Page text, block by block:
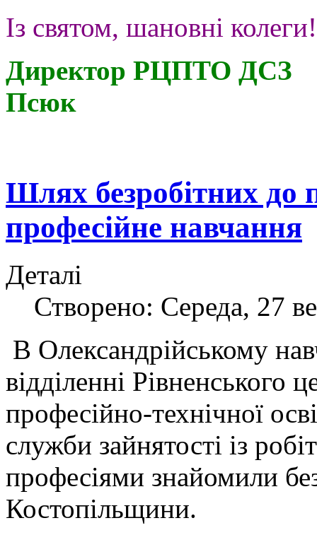
Із святом, шановні колеги!
Директор
Псюк
Шлях безробітних до
професійне навчання
Деталі
Створено: Середа, 27
В Олександрійському
відділенні Рівненського
професійно-технічної
служби зайнятості із
професіями знайомили
Костопільщини.